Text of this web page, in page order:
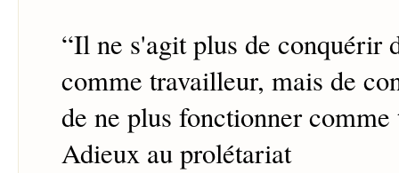
“Il ne s'agit plus de conquérir
comme travailleur, mais de
de ne plus fonctionner
Adieux au prolétariat